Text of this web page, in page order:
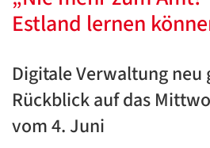
Estland lernen
Digitale Verwaltung neu
Rückblick auf das
vom 4. Juni